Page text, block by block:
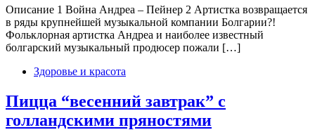
Описание 1 Война Андреа – Пейнер 2 Артистка возвращается
в ряды крупнейшей музыкальной компании Болгарии?!
Фольклорная артистка Андреа и наиболее известный
болгарский музыкальный продюсер пожали […]
Здоровье и красота
Пицца “весенний завтрак” с
голландскими пряностями